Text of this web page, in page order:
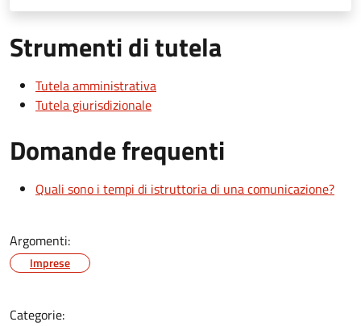
Strumenti di tutela
Tutela amministrativa
Tutela giurisdizionale
Domande frequenti
Quali sono i tempi di istruttoria di una comunicazione?
Argomenti:
Imprese
Categorie: